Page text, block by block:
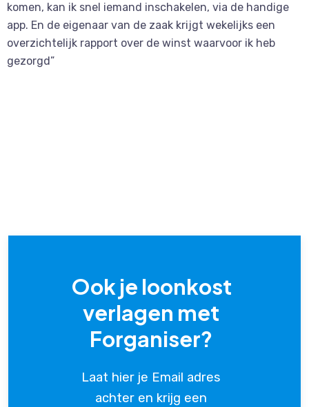
komen, kan ik snel iemand inschakelen, via de handige
app. En de eigenaar van de zaak krijgt wekelijks een
overzichtelijk rapport over de winst waarvoor ik heb
gezorgd”
Ook je loonkost
verlagen met
Forganiser?
Laat hier je Email adres
achter en krijg een